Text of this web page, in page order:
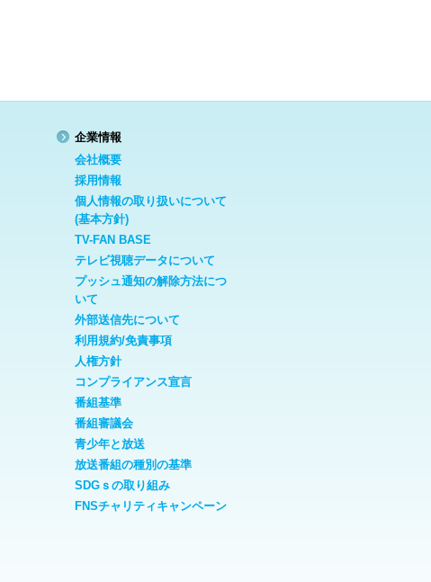
企業情報
会社概要
採用情報
個人情報の取り扱いについて
(基本方針)
TV-FAN BASE
テレビ視聴データについて
プッシュ通知の解除方法につ
いて
外部送信先について
利用規約/免責事項
人権方針
コンプライアンス宣言
番組基準
番組審議会
青少年と放送
放送番組の種別の基準
SDGｓの取り組み
FNSチャリティキャンペーン